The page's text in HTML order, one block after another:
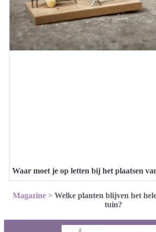
Waar moet je op letten bij het plaatsen
Magazine > Welke planten blijven het
tuin?